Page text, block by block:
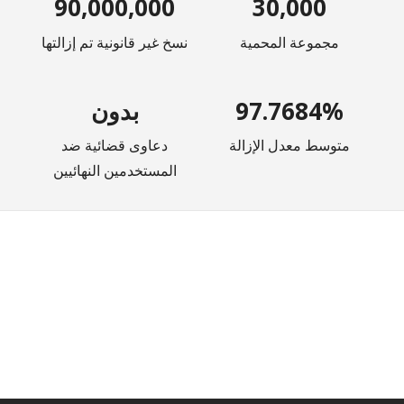
30,000
مجموعة المحمية
90,000,000
نسخ غير قانونية تم إزالتها
97.7684%
متوسط معدل الإزالة
بدون
دعاوى قضائية ضد
المستخدمين النهائيين